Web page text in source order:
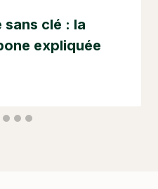
sans clé : la
expliquée